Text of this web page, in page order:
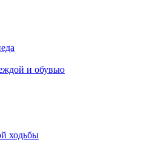
и обувью
ходьбы